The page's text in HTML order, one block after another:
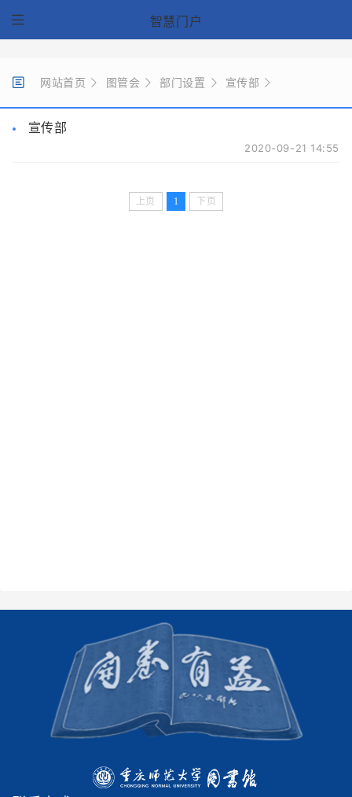
智慧门户
网站首页 图管会 部门设置 宣传部
宣传部
2020-09-21 14:55
上页 1 下页